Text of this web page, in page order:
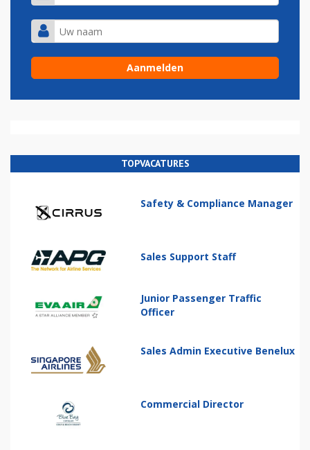
TOPVACATURES
Safety & Compliance Manager
Sales Support Staff
Junior Passenger Traffic
Officer
Sales Admin Executive Benelux
Commercial Director